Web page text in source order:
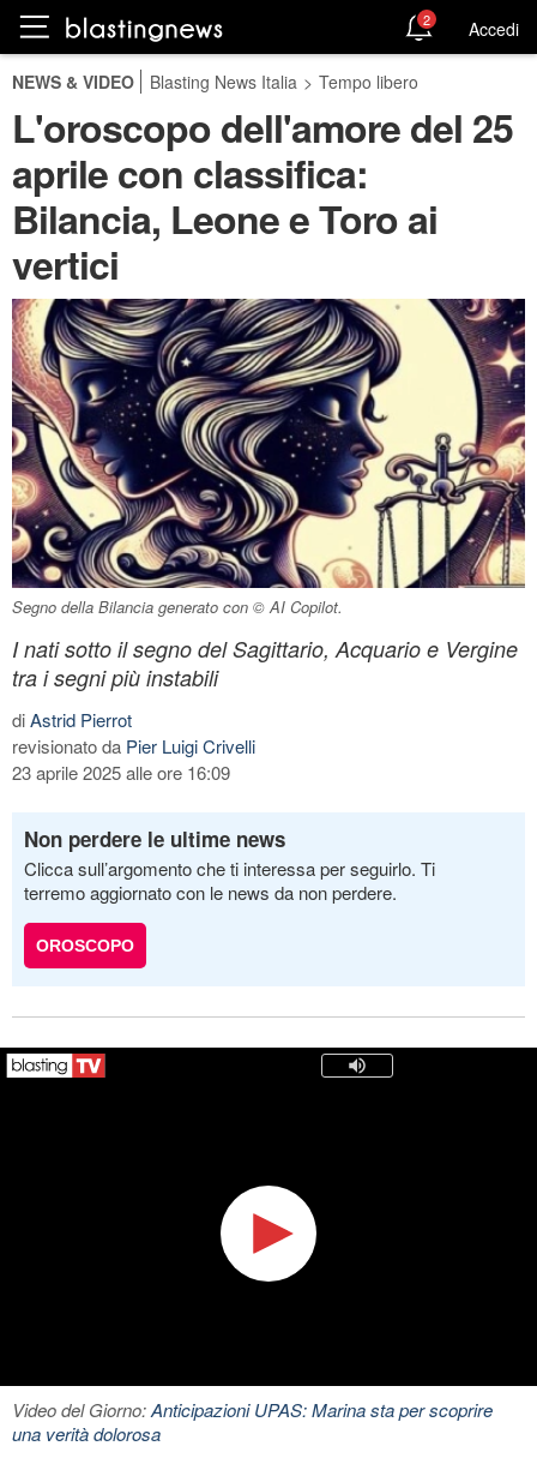
2 Accedi
NEWS & VIDEO Blasting News Italia > Tempo libero
L'oroscopo dell'amore del 25
aprile con classifica:
Bilancia, Leone e Toro ai
vertici
Segno della Bilancia generato con © AI Copilot.
I nati sotto il segno del Sagittario, Acquario e Vergine
tra i segni più instabili
diAstrid Pierrot
revisionato da Pier Luigi Crivelli
23 aprile 2025 alle ore 16:09
Non perdere le ultime news
Clicca sull’argomento che ti interessa per seguirlo. Ti
terremo aggiornato con le news da non perdere.
OROSCOPO
Video del Giorno:Anticipazioni UPAS: Marina sta per scoprire
una verità dolorosa